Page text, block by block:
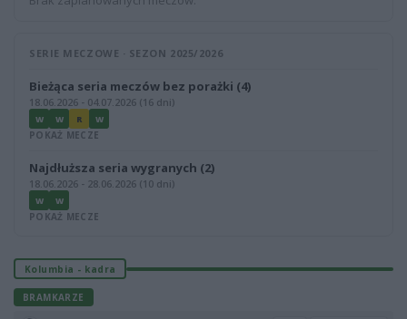
SERIE MECZOWE · SEZON 2025/2026
Bieżąca seria meczów bez porażki (4)
18.06.2026 - 04.07.2026 (16 dni)
W W R W
POKAŻ MECZE
Najdłuższa seria wygranych (2)
18.06.2026 - 28.06.2026 (10 dni)
W W
POKAŻ MECZE
Kolumbia - kadra
BRAMKARZE